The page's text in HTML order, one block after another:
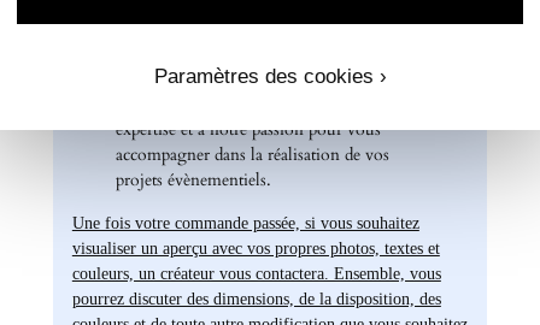
Chez Universe Faire-part, nous mettons
d'exception qui répondent à vos attentes les
expertise et à notre passion pour vous
accompagner dans la réalisation de vos
projets évènementiels.
Une fois votre commande passée, si vous souhaitez
visualiser un aperçu avec vos propres photos, textes et
couleurs, un créateur vous contactera. Ensemble, vous
pourrez discuter des dimensions, de la disposition, des
Paramètres des cookies ›